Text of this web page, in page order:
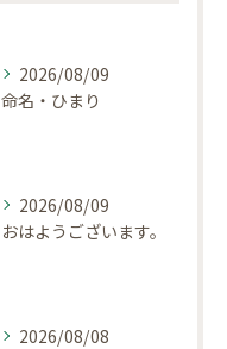
2026/08/09
命名・ひまり
2026/08/09
おはようございます。
2026/08/08